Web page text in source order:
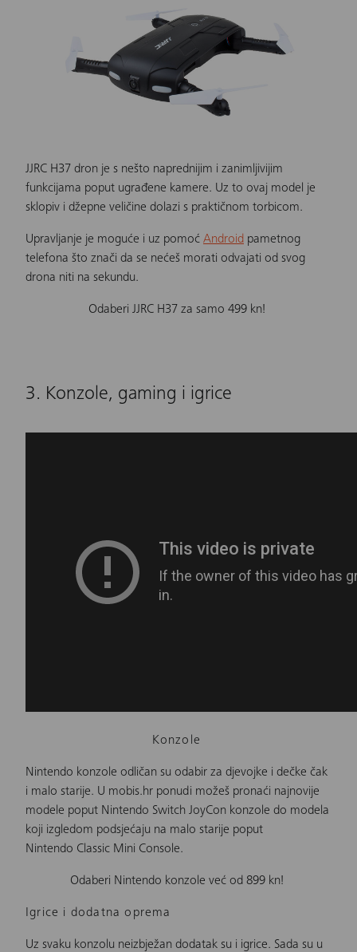
JJRC H37 dron je s nešto naprednijim i zanimljivijim
funkcijama poput ugrađene kamere. Uz to ovaj model je
sklopiv i džepne veličine dolazi s praktičnom torbicom.
Upravljanje je moguće i uz pomoć Android pametnog
telefona što znači da se nećeš morati odvajati od svog
drona niti na sekundu.
Odaberi JJRC H37 za samo 499 kn!
3. Konzole, gaming i igrice
Konzole
Nintendo konzole odličan su odabir za djevojke i dečke čak
i malo starije. U mobis.hr ponudi možeš pronaći najnovije
modele poput Nintendo Switch JoyCon konzole do modela
koji izgledom podsjećaju na malo starije poput
Nintendo Classic Mini Console.
Odaberi Nintendo konzole već od 899 kn!
Igrice i dodatna oprema
Uz svaku konzolu neizbježan dodatak su i igrice. Sada su u